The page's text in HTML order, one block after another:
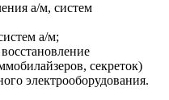
а/м, систем
а/м;
секреток)
электрооборудования.